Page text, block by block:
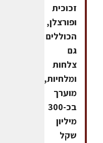
זכוכית
ופורצלן,
הכוללים
גם
צלחות
ומלחיות,
מוערך
בכ-300
מיליון
שקל